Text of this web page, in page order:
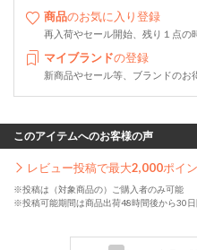
商品のお気に入り登録
再入荷やセール開始、残り１点の
マイブランドの登録
新商品やセール等、ブランドのお
このアイテムへのお客様の声
レビュー投稿で最大2,000ポイ
※投稿は（対象商品の）ご購入者のみ可能
※投稿可能期間は商品出荷48時間後から30